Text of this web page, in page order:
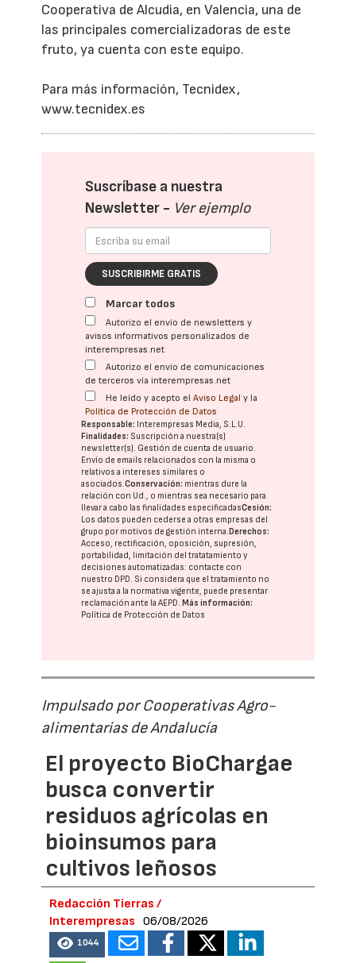
Cooperativa de Alcudia, en Valencia, una de
las principales comercializadoras de este
fruto, ya cuenta con este equipo.
Para más información, Tecnidex,
www.tecnidex.es
Suscríbase a nuestra
Newsletter - Ver ejemplo
SUSCRIBIRME GRATIS
Marcar todos
Autorizo el envío de newsletters y
avisos informativos personalizados de
interempresas.net
Autorizo el envío de comunicaciones
de terceros vía interempresas.net
He leído y acepto elAviso Legal y la
Política de Protección de Datos
Responsable: Interempresas Media, S.L.U.
Finalidades: Suscripción a nuestra(s)
newsletter(s). Gestión de cuenta de usuario.
Envío de emails relacionados con la misma o
relativos a intereses similares o
asociados.Conservación: mientras dure la
relación con Ud., o mientras sea necesario para
llevar a cabo las finalidades especificadasCesión:
Los datos pueden cederse a otras empresas del
grupo por motivos de gestión interna. Derechos:
Acceso, rectificación, oposición, supresión,
portabilidad, limitación del tratatamiento y
decisiones automatizadas: contacte con
nuestro DPD. Si considera que el tratamiento no
se ajusta a la normativa vigente, puede presentar
reclamación ante laAEPD. Más información:
Política de Protección de Datos
Impulsado por Cooperativas Agro-
alimentarias de Andalucía
El proyecto BioChargae
busca convertir
residuos agrícolas en
bioinsumos para
cultivos leñosos
Redacción Tierras /
Interempresas
06/08/2026
1044